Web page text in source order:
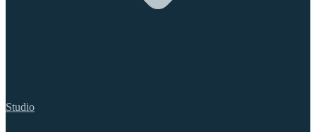
Studio